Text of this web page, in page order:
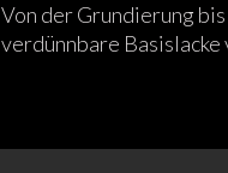
Von der Grundierung
verdünnbare